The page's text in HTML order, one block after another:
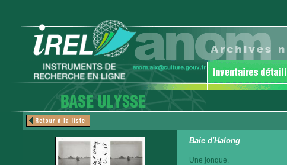
Baie d'Halong
Une jonque.